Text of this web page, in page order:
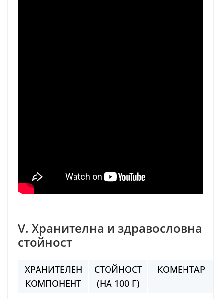
V. Хранителна и здравословна
стойност
ХРАНИТЕЛЕН
КОМПОНЕНТ
СТОЙНОСТ
(НА 100 Г)
КОМЕНТАР